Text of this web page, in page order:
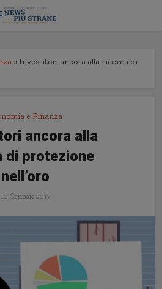
» Investitori ancora alla ricerca di
e Finanza
ancora alla
di protezione
nell’oro
10 Gennaio 2013